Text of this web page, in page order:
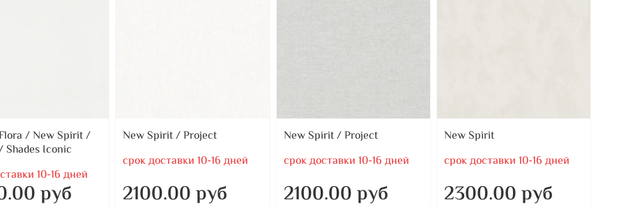
/ New Spirit /
Shades Iconic
10-16 дней
руб
New Spirit / Project
срок доставки 10-16 дней
2100.00 руб
New Spirit / Project
срок доставки 10-16 дней
2100.00 руб
New Spirit
срок доставки 10-16 дней
2300.00 руб